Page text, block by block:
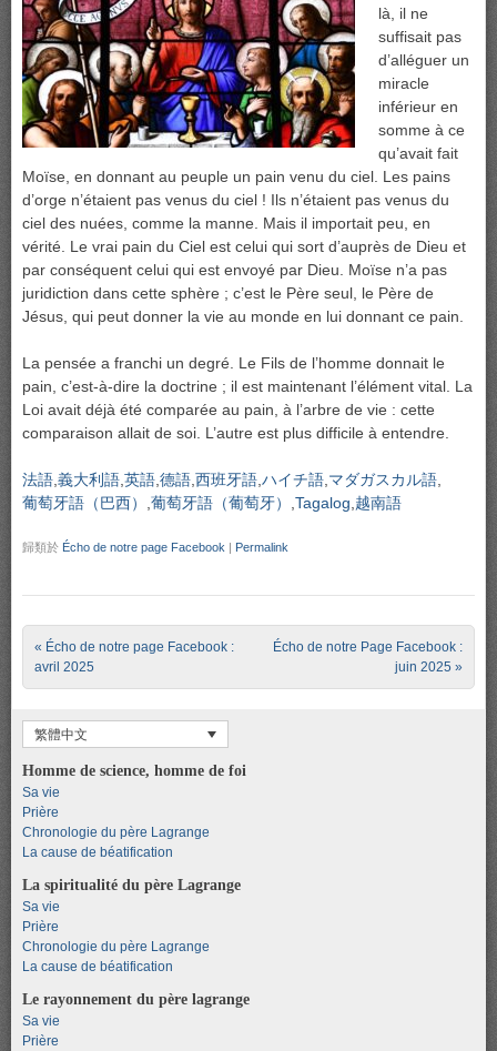
là, il ne
suffisait pas
d’alléguer un
miracle
inférieur en
somme à ce
qu’avait fait
Moïse, en donnant au peuple un pain venu du ciel. Les pains
d’orge n’étaient pas venus du ciel ! Ils n’étaient pas venus du
ciel des nuées, comme la manne. Mais il importait peu, en
vérité. Le vrai pain du Ciel est celui qui sort d’auprès de Dieu et
par conséquent celui qui est envoyé par Dieu. Moïse n’a pas
juridiction dans cette sphère ; c’est le Père seul, le Père de
Jésus, qui peut donner la vie au monde en lui donnant ce pain.
La pensée a franchi un degré. Le Fils de l’homme donnait le
pain, c’est-à-dire la doctrine ; il est maintenant l’élément vital. La
Loi avait déjà été comparée au pain, à l’arbre de vie : cette
comparaison allait de soi. L’autre est plus difficile à entendre.
法語 義大利語 英語 德語 西班牙語 ハイチ語 マダガスカル語
葡萄牙語（巴西）
葡萄牙語（葡萄牙） Tagalog 越南語
歸類於 Écho de notre page Facebook | Permalink
Post navigation
« Écho de notre page Facebook :
avril 2025
Écho de notre Page Facebook :
juin 2025 »
繁體中文
Homme de science, homme de foi
Sa vie
Prière
Chronologie du père Lagrange
La cause de béatification
La spiritualité du père Lagrange
Sa vie
Prière
Chronologie du père Lagrange
La cause de béatification
Le rayonnement du père lagrange
Sa vie
Prière